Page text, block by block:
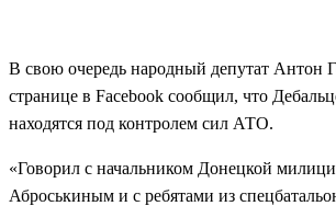
В свою очередь народный депутат Антон
странице в Facebook сообщил, что
находятся под контролем сил АТО.
«Говорил с начальником Донецкой
Аброськиным и с ребятами из